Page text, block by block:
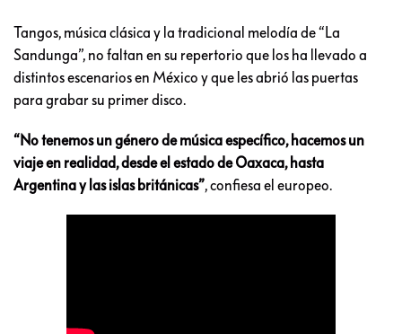
Tangos, música clásica y la tradicional melodía de “La
Sandunga”, no faltan en su repertorio que los ha llevado a
distintos escenarios en México y que les abrió las puertas
para grabar su primer disco.
“No tenemos un género de música específico, hacemos un
viaje en realidad, desde el estado de Oaxaca, hasta
Argentina y las islas británicas”, confiesa el europeo.